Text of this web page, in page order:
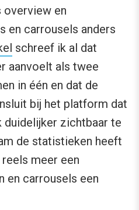
overview en
en carrousels anders
schreef ik al dat
aanvoelt als twee
in één en dat de
bij het platform dat
duidelijker zichtbaar te
de statistieken heeft
meer een
en carrousels een